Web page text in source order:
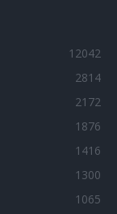
12042
2814
2172
1876
1416
1300
1065